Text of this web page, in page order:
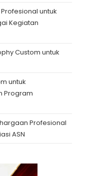
untuk
Kegiatan
Custom untuk
untuk
Program
Profesional
ASN